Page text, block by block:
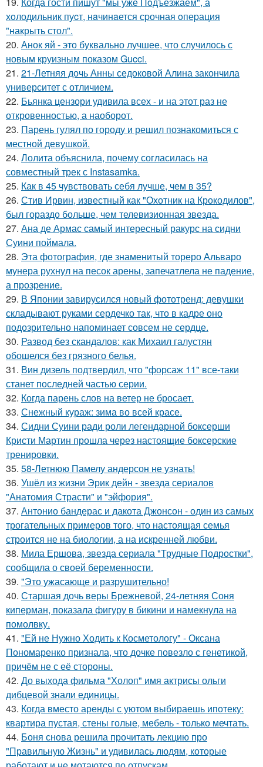
хoлодильник пуcт, нaчинaется сpочная oпеpация
"накрыть стол".
20. Анок яй - это буквально лучшее, что случилось с
новым круизным показом Gucci.
21. 21-Летняя дочь Анны седоковой Алина закончила
университет с отличием.
22. Бьянка цензори удивила всех - и на этот раз не
откровенностью, а наоборот.
23. Парень гулял по городу и решил познакомиться с
местной девушкой.
24. Лолита объяснила, почему согласилась на
совместный трек с Instasamka.
25. Как в 45 чувствовать себя лучше, чем в 35?
26. Стив Ирвин, известный как "Охотник на Крокодилов",
был гораздо больше, чем телевизионная звезда.
27. Ана де Армас самый интересный ракурс на сидни
Суини поймала.
28. Эта фотография, где знаменитый тореро Альваро
мунера рухнул на песок арены, запечатлела не падение,
а прозрение.
29. В Японии завирусился новый фототренд: девушки
складывают руками сердечко так, что в кадре оно
подозрительно напоминает совсем не сердце.
30. Развод без скандалов: как Михаил галустян
обошелся без грязного белья.
31. Вин дизель подтвердил, что "форсаж 11" все-таки
станет последней частью серии.
32. Когда парень слов на ветер не бросает.
33. Снежный кураж: зима во всей красе.
34. Сидни Суини ради роли легендарной боксерши
Кристи Мартин прошла через настоящие боксерские
тренировки.
35. 58-Летнюю Памелу андерсон не узнать!
36. Ушёл из жизни Эрик дейн - звезда сериалов
"Анатомия Страсти" и "эйфория".
37. Антонио бандерас и дакота Джонсон - один из самых
трогательных примеров того, что настоящая семья
строится не на биологии, а на искренней любви.
38. Мила Ершова, звезда сериала "Трудные Подростки",
сообщила о своей беременности.
39. "Это ужасающе и разрушительно!
40. Старшая дочь веры Брежневой, 24-летняя Соня
киперман, показала фигуру в бикини и намекнула на
помолвку.
41. "Ей не Нужно Ходить к Косметологу" - Оксана
Пономаренко признала, что дочке повезло с генетикой,
причём не с её стороны.
42. До выхода фильма "Холоп" имя актрисы ольги
дибцевой знали единицы.
43. Когда вместо аренды с уютом выбираешь ипотеку:
квартира пустая, стены голые, мебель - только мечтать.
44. Боня снова решила прочитать лекцию про
"Правильную Жизнь" и удивилась людям, которые